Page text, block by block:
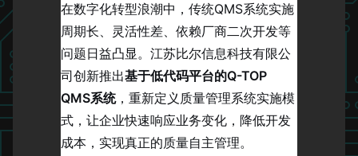
在数字化转型浪潮中，传统QMS系统实施
周期长、灵活性差、依赖厂商二次开发等
问题日益凸显。江苏比尔信息科技有限公
司创新推出基于低代码平台的Q-TOP
QMS系统，重新定义质量管理系统实施模
式，让企业快速响应业务变化，降低开发
成本，实现真正的质量自主管理。